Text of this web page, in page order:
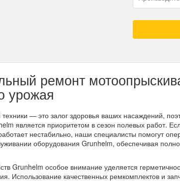
ремонт
урожая
— это залог здоровья ваших насаждений,
является приоритетом в сезон полевых работ.
нестабильно, наши специалисты помогут
оборудования Grunhelm, обеспечивая
Grunhelm особое внимание уделяется
Использование качественных ремкомплектов и